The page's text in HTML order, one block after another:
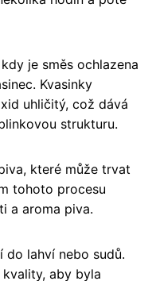
je směs ochlazena
Kvasinky
uhličitý, což dává
strukturu.
které může trvat
tohoto procesu
a aroma piva.
do lahví nebo sudů.
aby byla